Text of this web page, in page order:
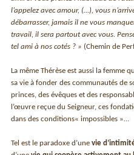
l’appelez avec amour, (…), vous
débarrasser, jamais il ne vous
travail, il sera partout avec vous.
tel ami à nos cotés ? » (Chemin de
La même Thérèse est aussi la femme
sa vie à fonder des communautés de
princes, des évêques et des
l’œuvre reçue du Seigneur, ces
dans des conditions« impossibles »…
Tel est le paradoxe d’unevie